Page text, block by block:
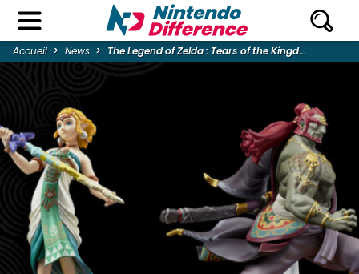
Accueil News The Legend of Zelda : Tears of the Kingd...